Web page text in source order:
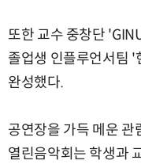
또한 교수 중창단
졸업생 인플루언서팀 '
완성했다.
공연장을 가득 메운
열린음악회는 학생과